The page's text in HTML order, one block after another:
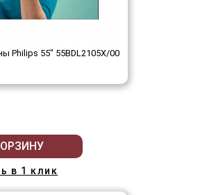
Philips 55" 55BDL2105X/00
в 1 клик